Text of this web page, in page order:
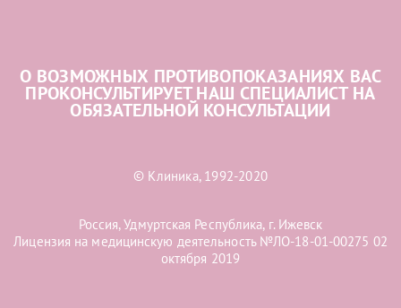
О ВОЗМОЖНЫХ ПРОТИВОПОКАЗАНИЯХ ВАС
ПРОКОНСУЛЬТИРУЕТ НАШ СПЕЦИАЛИСТ НА
ОБЯЗАТЕЛЬНОЙ КОНСУЛЬТАЦИИ
© Клиника, 1992-2020
Россия, Удмуртская Республика, г. Ижевск
Лицензия на медицинскую деятельность №ЛО-18-01-00275 02
октября 2019